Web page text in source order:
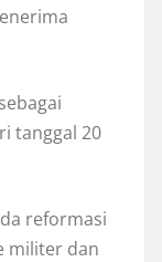
tanggal 20
reformasi
militer dan